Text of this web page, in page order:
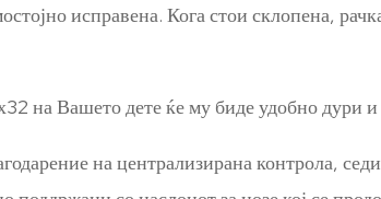
исправена. Кога стои склопена,
на Вашето дете ќе му биде удобно дури и
на централизирана контрола,